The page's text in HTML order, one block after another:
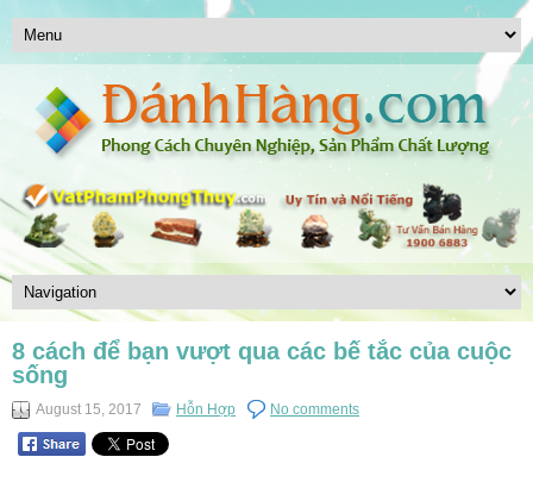
8 cách để bạn vượt qua các bế tắc của cuộc
sống
August 15, 2017 Hỗn Hợp No comments